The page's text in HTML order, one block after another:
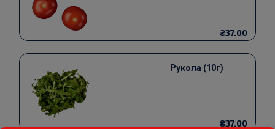
₴37.00
Рукола (10г)
₴37.00